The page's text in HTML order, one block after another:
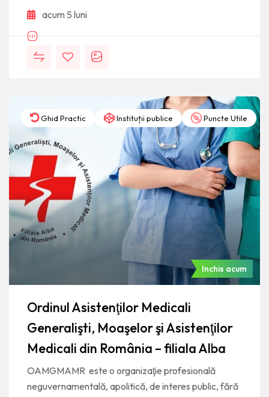
acum 5 luni
Ghid Practic Instituții publice Puncte Utile
Inchis acum
Ordinul Asistenţilor Medicali
Generalişti, Moaşelor şi Asistenţilor
Medicali din România – filiala Alba
OAMGMAMR este o organizaţie profesională
neguvernamentală, apolitică, de interes public, fără